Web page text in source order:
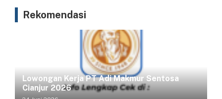
Rekomendasi
Lowongan Kerja PT Adi Makmur Sentosa
Cianjur 2026